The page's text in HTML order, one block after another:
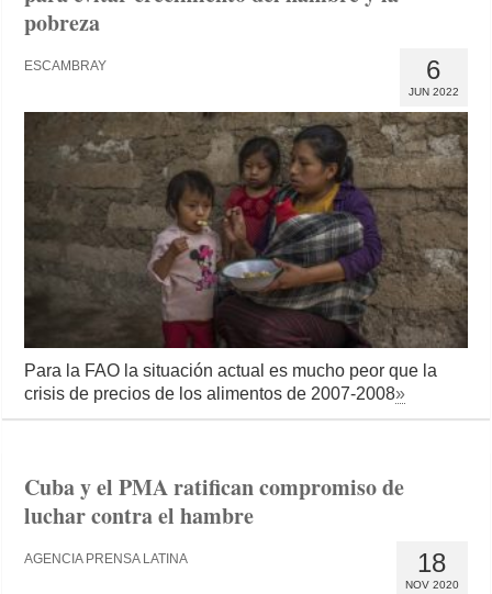
pobreza
6
JUN 2022
ESCAMBRAY
Para la FAO la situación actual es mucho peor que la
crisis de precios de los alimentos de 2007-2008»
Cuba y el PMA ratifican compromiso de
luchar contra el hambre
18
NOV 2020
AGENCIA PRENSA LATINA